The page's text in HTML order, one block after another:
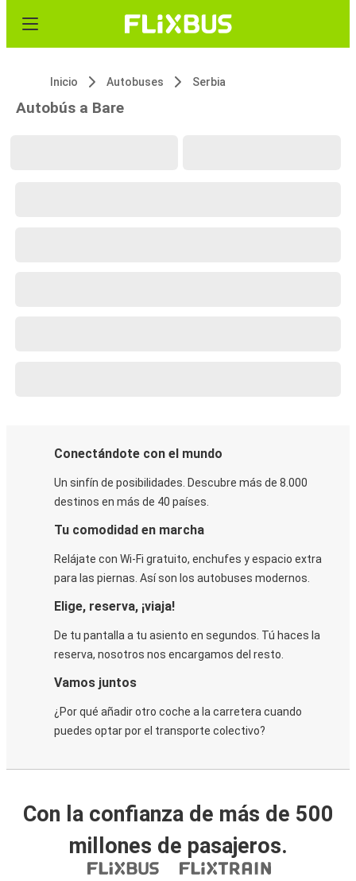
Inicio Autobuses Serbia
Autobús a Bare
Conectándote con el mundo
Un sinfín de posibilidades. Descubre más de 8.000
destinos en más de 40 países.
Tu comodidad en marcha
Relájate con Wi-Fi gratuito, enchufes y espacio extra
para las piernas. Así son los autobuses modernos.
Elige, reserva, ¡viaja!
De tu pantalla a tu asiento en segundos. Tú haces la
reserva, nosotros nos encargamos del resto.
Vamos juntos
¿Por qué añadir otro coche a la carretera cuando
puedes optar por el transporte colectivo?
Con la confianza de más de 500
millones de pasajeros.